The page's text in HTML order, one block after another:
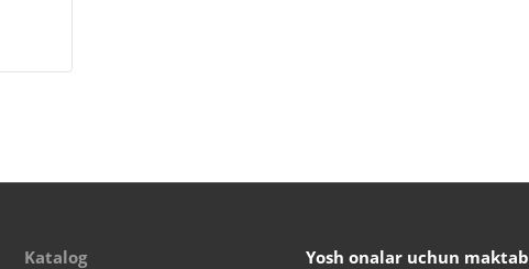
Katalog Yosh onalar uchun maktab